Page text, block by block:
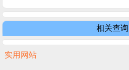
相关查询
实用网站